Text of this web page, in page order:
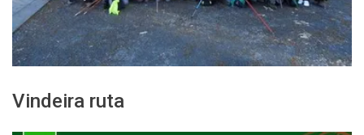
Vindeira ruta